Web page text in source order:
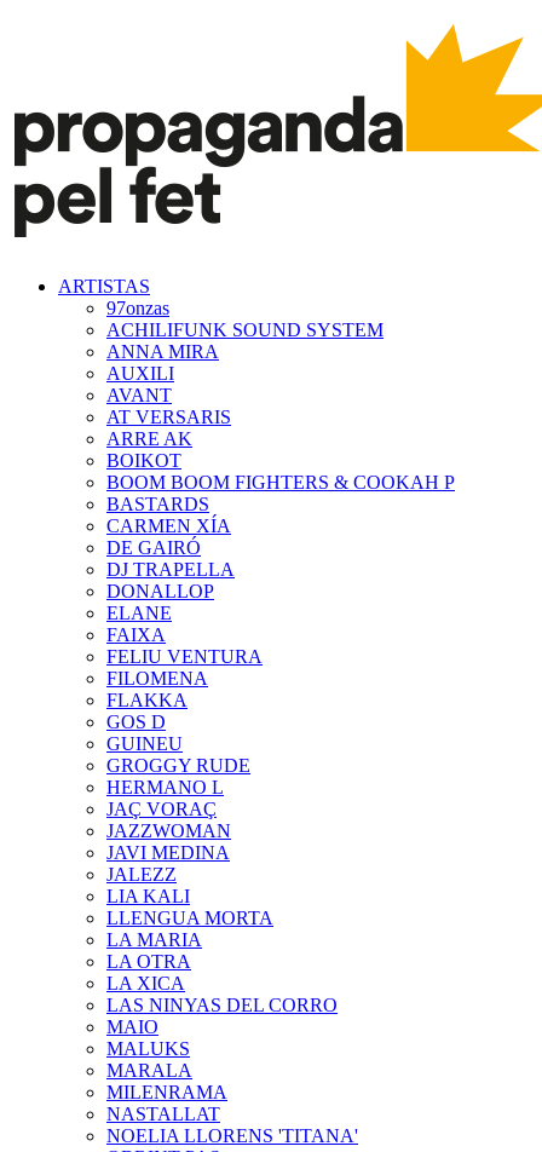
ARTISTAS
97onzas
ACHILIFUNK SOUND SYSTEM
ANNA MIRA
AUXILI
AVANT
AT VERSARIS
ARRE AK
BOIKOT
BOOM BOOM FIGHTERS & COOKAH P
BASTARDS
CARMEN XÍA
DE GAIRÓ
DJ TRAPELLA
DONALLOP
ELANE
FAIXA
FELIU VENTURA
FILOMENA
FLAKKA
GOS D
GUINEU
GROGGY RUDE
HERMANO L
JAÇ VORAÇ
JAZZWOMAN
JAVI MEDINA
JALEZZ
LIA KALI
LLENGUA MORTA
LA MARIA
LA OTRA
LA XICA
LAS NINYAS DEL CORRO
MAIO
MALUKS
MARALA
MILENRAMA
NASTALLAT
NOELIA LLORENS 'TITANA'